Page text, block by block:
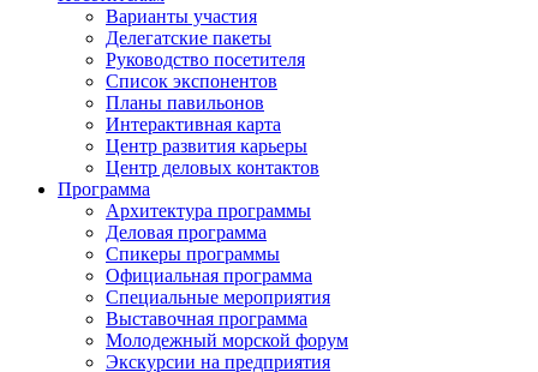
Варианты участия
Делегатские пакеты
Руководство посетителя
Список экспонентов
Планы павильонов
Интерактивная карта
Центр развития карьеры
Центр деловых контактов
Программа
Архитектура программы
Деловая программа
Спикеры программы
Официальная программа
Специальные мероприятия
Выставочная программа
Молодежный морской форум
Экскурсии на предприятия